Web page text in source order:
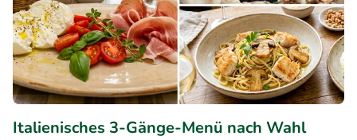
Italienisches 3-Gänge-Menü nach Wahl